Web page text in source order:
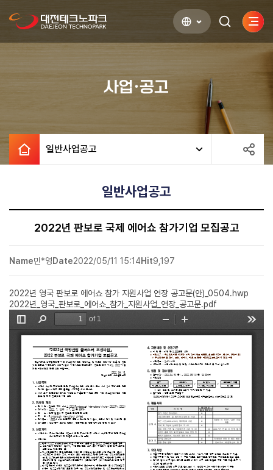
검색하기사이
열기
사업·공고
일반사업공고
일반사업공고
2022년 판보로 국제 에어쇼 참가기업 모집공고
Name민*영Date2022/05/11 15:14Hit9,197
2022년 영국 판보로 에어쇼 참가 지원사업 연장 공고문(안)_0504.hwp
2022년_영국_판보로_에어쇼_참가_지원사업_연장_공고문.pdf